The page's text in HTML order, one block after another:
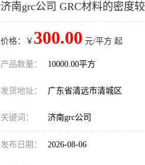
济南grc公司 GRC材料的密度
价格：￥ 300.00 元/平方 起
产品数量： 10000.00平方
发货地址： 广东省清远市清城区
关键词： 济南grc公司
发布日期： 2026-08-06